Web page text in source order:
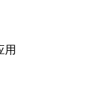
用